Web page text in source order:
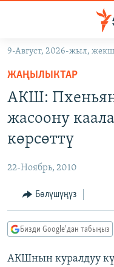
Навигацияга
өтүңүз
Издөөгө
салыңыз
МАДАНИЯТ
ТВ ПРОГРАММАЛАР
БҮГҮН АЗАТТЫКТА
ДАНИСТЕ
ПОДКАСТ
9-Август, 2026-жыл,
ЖАҢЫЛЫКТАР
АКШ:
жасоону
көрсөттү
22-Ноябрь, 2010
Бөлүшүңүз
Бизди Google'дан табыңыз
АКШнын куралдуу